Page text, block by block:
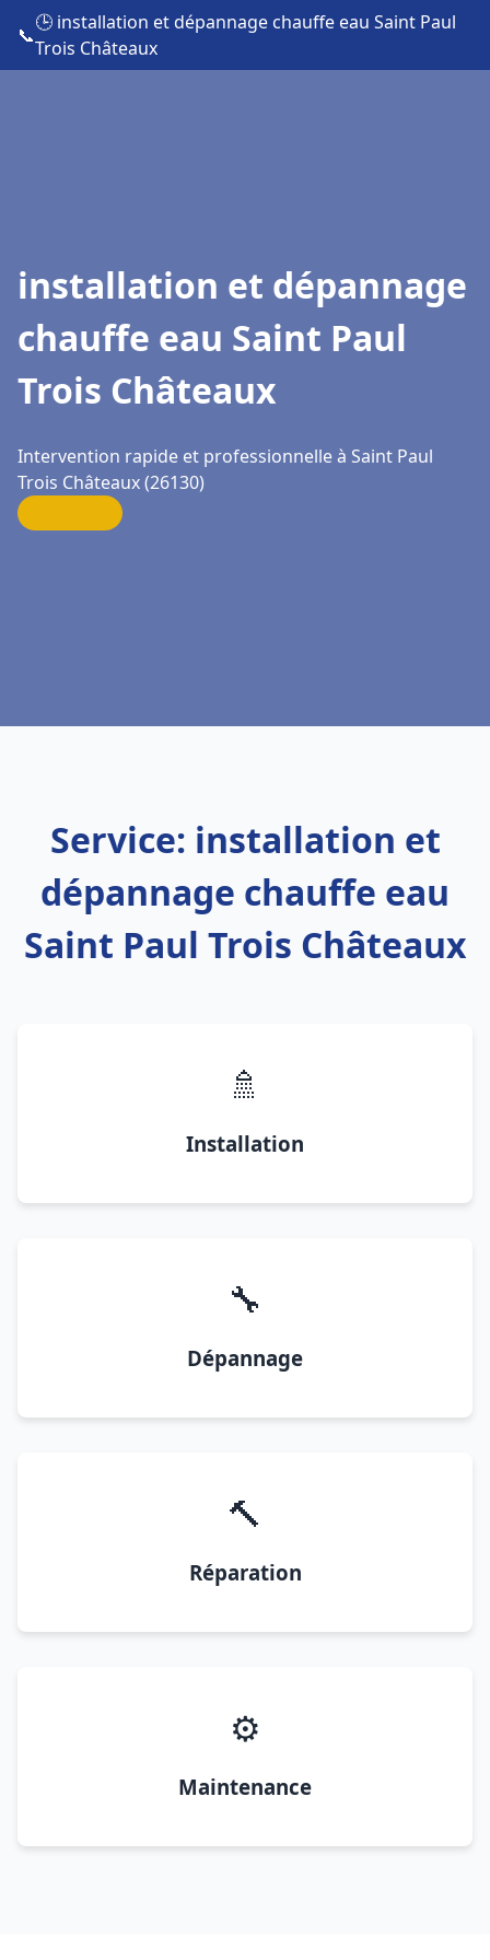
📞
🕒 installation et dépannage chauffe eau Saint Paul
Trois Châteaux
installation et dépannage
chauffe eau Saint Paul
Trois Châteaux
Intervention rapide et professionnelle à Saint Paul
Trois Châteaux (26130)
Service: installation et
dépannage chauffe eau
Saint Paul Trois Châteaux
🚿
Installation
🔧
Dépannage
🔨
Réparation
⚙️
Maintenance